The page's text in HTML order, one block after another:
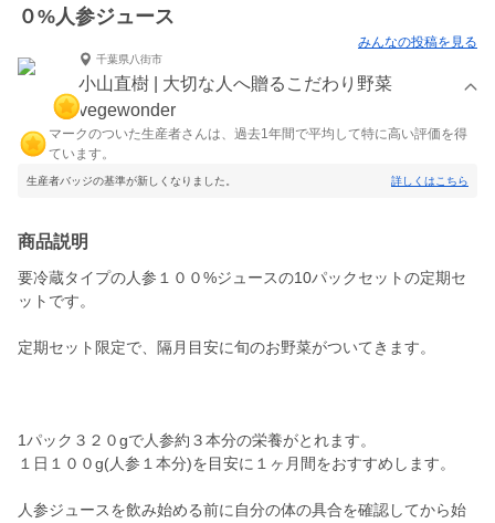
０%人参ジュース
みんなの投稿を見る
千葉県八街市
小山直樹 | 大切な人へ贈るこだわり野菜
vegewonder
マークのついた生産者さんは、過去1年間で平均して特に高い評価を得
ています。
生産者バッジの基準が新しくなりました。 詳しくはこちら
商品説明
要冷蔵タイプの人参１００%ジュースの10パックセットの定期セ
ットです。
定期セット限定で、隔月目安に旬のお野菜がついてきます。
1パック３２０gで人参約３本分の栄養がとれます。
１日１００g(人参１本分)を目安に１ヶ月間をおすすめします。
人参ジュースを飲み始める前に自分の体の具合を確認してから始